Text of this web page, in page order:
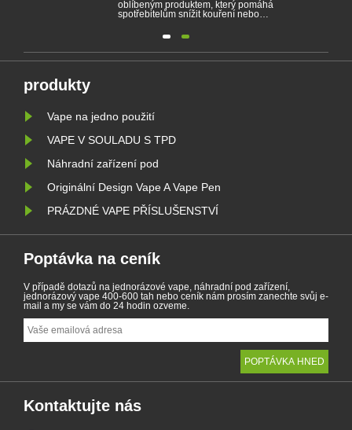
oblíbeným produktem, který pomáhá
spotřebitelům snížit kouření nebo
ilustruje zákony a předpisy
zemí. Kromě toho existují některé
země a oblasti zakázaly produkty
produkty
Vape na jedno použití
VAPE V SOULADU S TPD
Náhradní zařízení pod
Originální Design Vape A Vape Pen
PRÁZDNÉ VAPE PŘÍSLUŠENSTVÍ
Poptávka na ceník
V případě dotazů na jednorázové vape, náhradní pod zařízení,
jednorázový vape 400-600 tah nebo ceník nám prosím zanechte svůj e-
mail a my se vám do 24 hodin ozveme.
Kontaktujte nás